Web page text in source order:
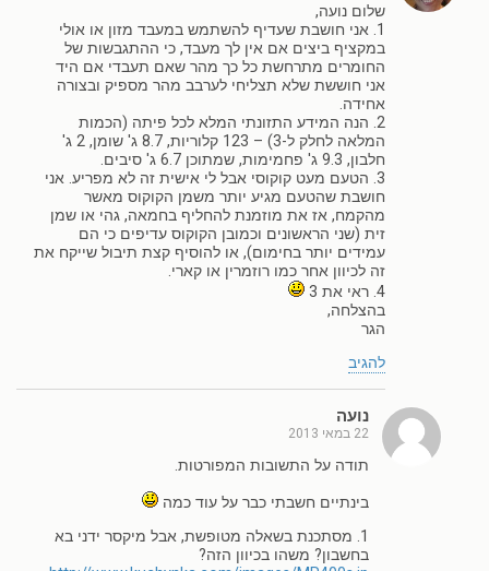
שלום נועה,
1. אני חושבת שעדיף להשתמש במעבד מזון או אולי
במקציף ביצים אם אין לך מעבד, כי ההתגבשות של
החומרים מתרחשת כל כך מהר שאם תעבדי אם היד
אני חוששת שלא תצליחי לערבב מהר מספיק ובצורה
אחידה.
2. הנה המידע התזונתי המלא לכל פיתה (הכמות
המלאה לחלק ל-3) – 123 קלוריות, 8.7 ג' שומן, 2 ג'
חלבון, 9.3 ג' פחמימות, שמתוכן 6.7 ג' סיבים.
3. הטעם מעט קוקוסי אבל לי אישית זה לא מפריע. אני
חושבת שהטעם מגיע יותר משמן הקוקוס מאשר
מהקמח, אז את מוזמנת להחליף בחמאה, גהי או שמן
זית (שני הראשונים וכמובן הקוקוס עדיפים כי הם
עמידים יותר בחימום), או להוסיף קצת תיבול שייקח את
זה לכיוון אחר כמו רוזמרין או קארי.
4. ראי את 3
בהצלחה,
הגר
להגיב
נועה
22 במאי 2013
תודה על התשובות המפורטות.
בינתיים חשבתי כבר על עוד כמה
1. מסתכנת בשאלה מטופשת, אבל מיקסר ידני בא
בחשבון? משהו בכיוון הזה?